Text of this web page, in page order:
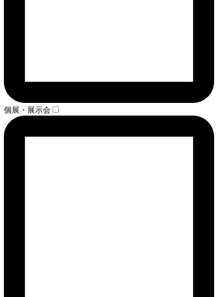
個展・展示会